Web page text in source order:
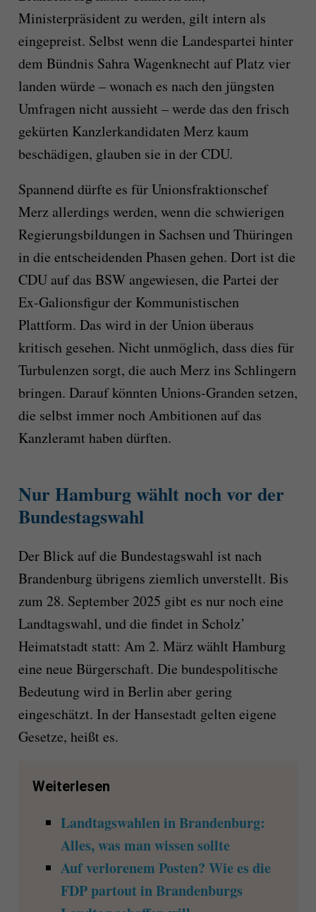
Ministerpräsident zu werden, gilt intern als
eingepreist. Selbst wenn die Landespartei hinter
dem Bündnis Sahra Wagenknecht auf Platz vier
landen würde – wonach es nach den jüngsten
Umfragen nicht aussieht – werde das den frisch
gekürten Kanzlerkandidaten Merz kaum
beschädigen, glauben sie in der CDU.
Spannend dürfte es für Unionsfraktionschef
Merz allerdings werden, wenn die schwierigen
Regierungsbildungen in Sachsen und Thüringen
in die entscheidenden Phasen gehen. Dort ist die
CDU auf das BSW angewiesen, die Partei der
Ex-Galionsfigur der Kommunistischen
Plattform. Das wird in der Union überaus
kritisch gesehen. Nicht unmöglich, dass dies für
Turbulenzen sorgt, die auch Merz ins Schlingern
bringen. Darauf könnten Unions-Granden setzen,
die selbst immer noch Ambitionen auf das
Kanzleramt haben dürften.
Nur Hamburg wählt noch vor der
Bundestagswahl
Der Blick auf die Bundestagswahl ist nach
Brandenburg übrigens ziemlich unverstellt. Bis
zum 28. September 2025 gibt es nur noch eine
Landtagswahl, und die findet in Scholz’
Heimatstadt statt: Am 2. März wählt Hamburg
eine neue Bürgerschaft. Die bundespolitische
Bedeutung wird in Berlin aber gering
eingeschätzt. In der Hansestadt gelten eigene
Gesetze, heißt es.
Weiterlesen
Landtagswahlen in Brandenburg:
Alles, was man wissen sollte
Auf verlorenem Posten? Wie es die
FDP partout in Brandenburgs